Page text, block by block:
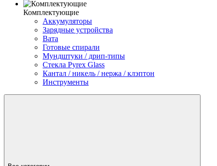
Комплектующие
Аккумуляторы
Зарядные устройства
Вата
Готовые спирали
Мундштуки / дрип-типы
Стекла Pyrex Glass
Кантал / никель / нержа / клэптон
Инструменты